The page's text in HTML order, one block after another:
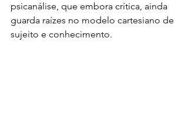
psicanálise, que embora crítica, ainda
guarda raízes no modelo cartesiano de
sujeito e conhecimento.